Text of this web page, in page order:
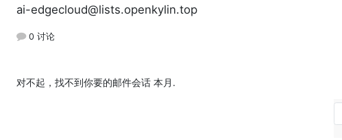
ai-edgecloud@lists.openkylin.top
0 讨论
对不起，找不到你要的邮件会话 本月.